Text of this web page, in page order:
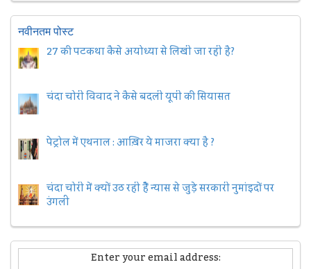
नवीनतम पोस्ट
27 की पटकथा कैसे अयोध्या से लिखी जा रही है?
चंदा चोरी विवाद ने कैसे बदली यूपी की सियासत
पेट्रोल में एथनाल : आख़िर ये माजरा क्या है ?
चंदा चोरी में क्यों उठ रही हैैं न्यास से जुड़े सरकारी नुमांइदों पर
उंगली
Enter your email address: